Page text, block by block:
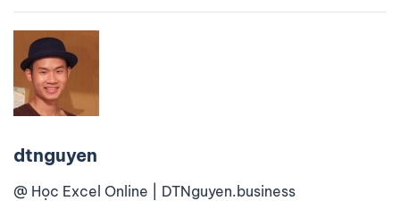
dtnguyen
@ Học Excel Online | DTNguyen.business